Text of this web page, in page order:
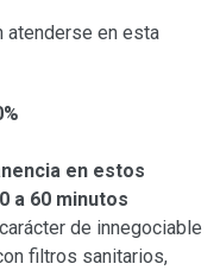
atenderse en esta
en estos
a 60 minutos
de innegociable
filtros sanitarios,